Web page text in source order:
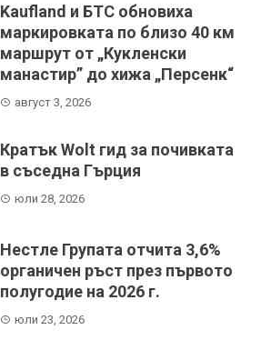
Kaufland и БТС обновиха
маркировката по близо 40 км
маршрут от „Кукленски
манастир” до хижа „Персенк“
август 3, 2026
Кратък Wolt гид за почивката
в съседна Гърция
юли 28, 2026
Нестле Групата отчита 3,6%
органичен ръст през първото
полугодие на 2026 г.
юли 23, 2026